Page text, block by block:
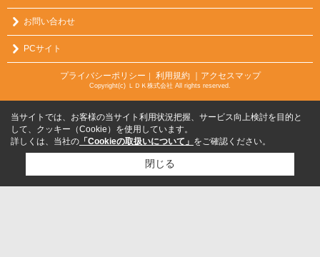
お問い合わせ
PCサイト
プライバシーポリシー ｜ 利用規約 ｜アクセスマップ
Copyright(c) ＬＤＫ株式会社 All rights reserved.
当サイトでは、お客様の当サイト利用状況把握、サービス向上検討を目的と
して、クッキー（Cookie）を使用しています。
詳しくは、当社の 「Cookieの取扱いについて」 をご確認ください。
閉じる